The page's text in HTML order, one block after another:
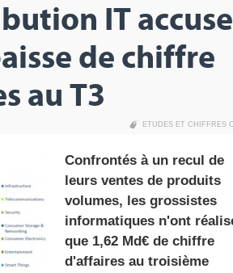
gratuite
IT accuse
de chiffre
au T3
ETUDES ET CHIFFRES
Confrontés à un recul de
leurs ventes de produits
volumes, les grossistes
informatiques n'ont
que 1,62 Md€ de chiffre
d'affaires au troisième